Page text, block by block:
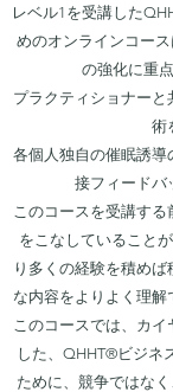
レベル1を受講した
めのオンラインコー
の強化に重
プラクティショナー
術
各個人独自の催眠誘導
接フィードバ
このコースを受講す
をこなしていること
り多くの経験を積め
な内容をよりよく理解
このコースでは、カ
した、QHHT®ビジネ
ために、競争ではな